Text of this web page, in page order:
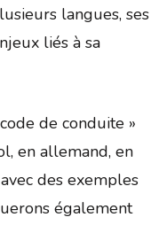
langues, ses
liés à sa
de conduite »
en allemand, en
des exemples
également